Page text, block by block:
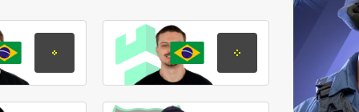
noway
Кайки
Сантос
saadzin
Гальерме
Пачеко